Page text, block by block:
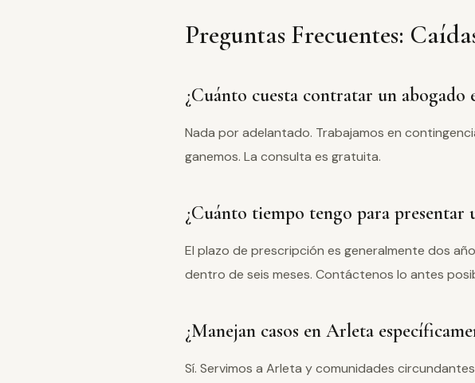
Preguntas Frecuentes:
¿Cuánto cuesta contratar un abogado
Nada por adelantado. Trabajamos en
ganemos. La consulta es gratuita.
¿Cuánto tiempo tengo para presentar
El plazo de prescripción es generalmente dos
dentro de seis meses. Contáctenos lo antes
¿Manejan casos en Arleta
Sí. Servimos a Arleta y comunidades